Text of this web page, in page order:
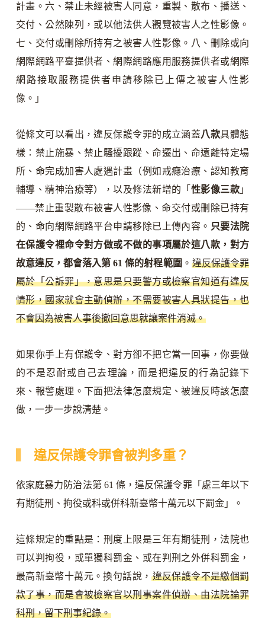
計畫。六、禁止未經被害人同意，重製、散布、播送、
交付、公然陳列，或以他法供人觀覽被害人之性影像。
七、交付或刪除所持有之被害人性影像。八、刪除或向
網際網路平臺提供者、網際網路應用服務提供者或網際
網路接取服務提供者申請移除已上傳之被害人性影
像。」
從條文可以看出，違反保護令罪的成立涵蓋八款具體態
樣：禁止施暴、禁止騷擾跟蹤、命遷出、命遠離特定場
所、命完成加害人處遇計畫（例如戒癮治療、認知教育
輔導、精神治療等），以及修法新增的「 性影像三款 」
——禁止重製散布被害人性影像、命交付或刪除已持有
的、命向網際網路平台申請移除已上傳內容。 只要法院
在保護令裡命令對方做或不做的事項屬於這八款，對方
故意違反，都會落入第 61 條的射程範圍 。 違反保護令罪
屬於「公訴罪」，意思是只要警方或檢察官知道有違反
情形，國家就會主動偵辦，不需要被害人具狀提告，也
不會因為被害人事後撤回意思就讓案件消滅。
如果你手上有保護令、對方卻不把它當一回事，你要做
的不是忍耐或自己去理論，而是把違反的行為記錄下
來、報警處理。下面把法律怎麼規定、被違反時該怎麼
做，一步一步說清楚。
違反保護令罪會被判多重？
依家庭暴力防治法第 61 條，違反保護令罪「處三年以下
有期徒刑、拘役或科或併科新臺幣十萬元以下罰金」。
這條規定的重點是：刑度上限是三年有期徒刑，法院也
可以判拘役，或單獨科罰金、或在判刑之外併科罰金，
最高新臺幣十萬元。換句話說，違反保護令不是繳個罰
款了事，而是會被檢察官以刑事案件偵辦、由法院論罪
科刑，留下刑事紀錄。